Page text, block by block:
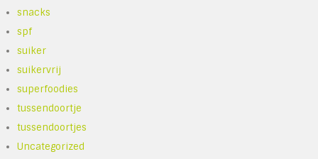
snacks
spf
suiker
suikervrij
superfoodies
tussendoortje
tussendoortjes
Uncategorized